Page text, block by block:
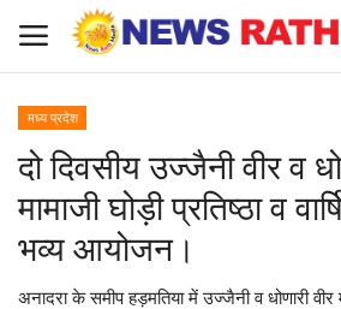
About Us
मध्य प्रदेश
दो दिवसीय उज्जैनी वीर व
मामाजी घोड़ी प्रतिष्ठा व
भव्य आयोजन।
अनादरा के समीप हड़मतिया में उज्जैनी व धोणारी वीर